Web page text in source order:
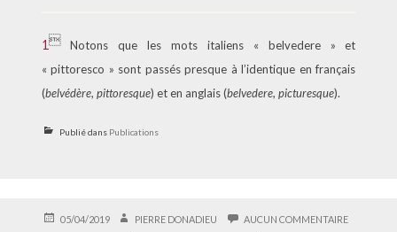
1
Notons que les mots italiens « belvedere » et
« pittoresco » sont passés presque à l’identique en français
(belvédère, pittoresque) et en anglais (belvedere, picturesque).
Publié dans Publications
PUBLIÉ05/04/2019 AUTEURPIERRE DONADIEU AUCUN COMMENTAIRESUR